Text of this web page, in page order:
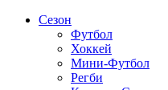
Сезон
Футбол
Хоккей
Мини-Футбол
Регби